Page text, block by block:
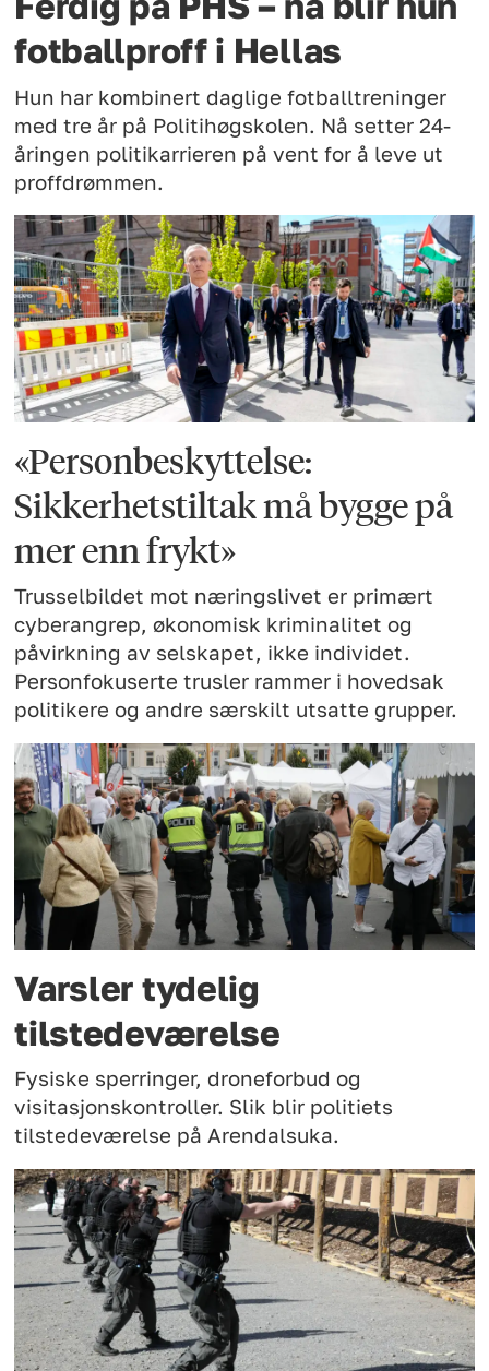
fotballproff i Hellas
Hun har kombinert daglige fotballtreninger
med tre år på Politihøgskolen. Nå setter 24-
åringen politikarrieren på vent for å leve ut
proffdrømmen.
«Personbeskyttelse:
Sikkerhetstiltak må bygge på
mer enn frykt»
Trusselbildet mot næringslivet er primært
cyberangrep, økonomisk kriminalitet og
påvirkning av selskapet, ikke individet.
Personfokuserte trusler rammer i hovedsak
politikere og andre særskilt utsatte grupper.
Varsler tydelig
tilstedeværelse
Fysiske sperringer, droneforbud og
visitasjonskontroller. Slik blir politiets
tilstedeværelse på Arendalsuka.